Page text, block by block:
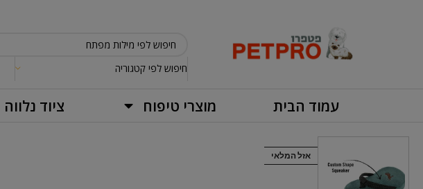
חיפוש לפי קטגוריה
עמוד הבית מוצרי טיפוח ציוד נלווה
אזל המלאי